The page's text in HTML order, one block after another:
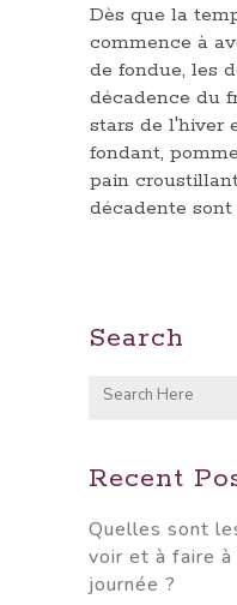
Dès que la
commence à
de fondue, les
décadence du
stars de l'hiver
fondant,
pain
décadente
Search
Recent
Quelles sont
voir et à faire à
journée ?